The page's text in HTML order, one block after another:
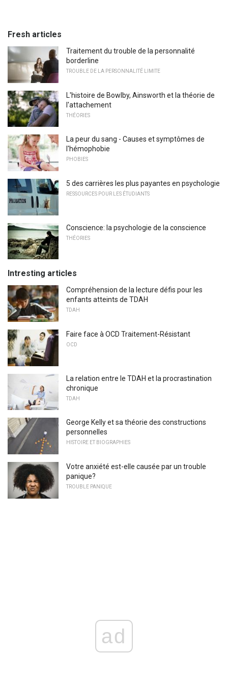
Fresh articles
Traitement du trouble de la personnalité
borderline
TROUBLE DE LA PERSONNALITÉ LIMITE
L'histoire de Bowlby, Ainsworth et la théorie de
l'attachement
THÉORIES
La peur du sang - Causes et symptômes de
l'hémophobie
PHOBIES
5 des carrières les plus payantes en psychologie
RESSOURCES POUR LES ÉTUDIANTS
Conscience: la psychologie de la conscience
THÉORIES
Intresting articles
Compréhension de la lecture défis pour les
enfants atteints de TDAH
TDAH
Faire face à OCD Traitement-Résistant
OCD
La relation entre le TDAH et la procrastination
chronique
TDAH
George Kelly et sa théorie des constructions
personnelles
HISTOIRE ET BIOGRAPHIES
Votre anxiété est-elle causée par un trouble
panique?
TROUBLE PANIQUE
ad